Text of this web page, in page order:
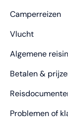
Camperreizen
Vlucht
Algemene
Betalen &
Problemen of